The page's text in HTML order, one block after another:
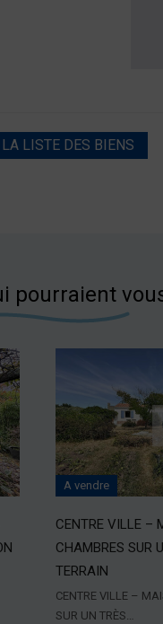
LA LISTE DES BIENS
pourraient
A vendre
CENTRE VILLE –
CHAMBRES SUR
TERRAIN
CENTRE VILLE –
SUR UN TRÈS…